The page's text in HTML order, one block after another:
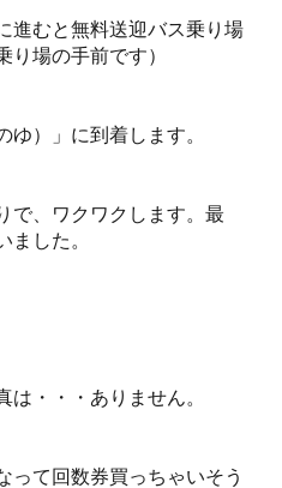
進むと無料送迎バス乗り場
り場の手前です）
）」に到着します。
で、ワクワクします。最
ました。
は・・・ありません。
って回数券買っちゃいそう